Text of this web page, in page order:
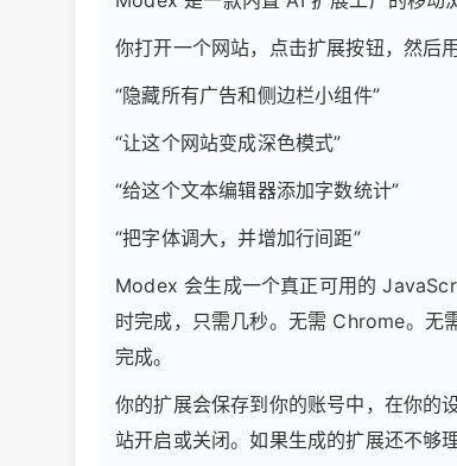
你打开一个网站，点击扩展按钮，然后
“隐藏所有广告和侧边栏小组件”
“让这个网站变成深色模式”
“给这个文本编辑器添加字数统计”
“把字体调大，并增加行间距”
Modex 会生成一个真正可用的
时完成，只需几秒。无需 Chrome。无
完成。
你的扩展会保存到你的账号中，在你的
站开启或关闭。如果生成的扩展还不够